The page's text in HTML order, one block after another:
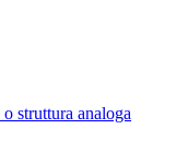
struttura analoga